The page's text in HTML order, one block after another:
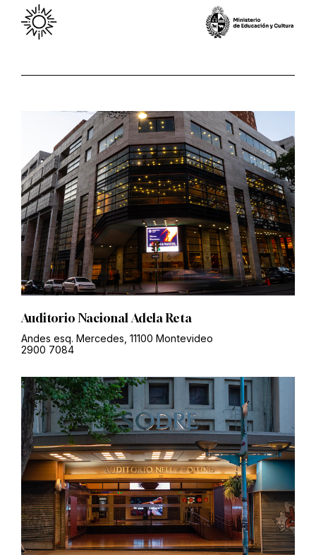
Auditorio Nacional Adela Reta
Andes esq. Mercedes, 11100 Montevideo
2900 7084